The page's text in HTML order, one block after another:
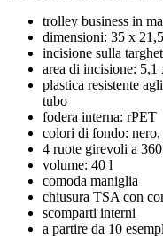
trolley business in
dimensioni: 35 x
incisione sulla
area di incisione: 5,1
plastica resistente
tubo
fodera interna: rPET
colori di fondo: nero,
4 ruote girevoli a
volume: 40 l
comoda maniglia
chiusura TSA con
scomparti interni
a partire da 10